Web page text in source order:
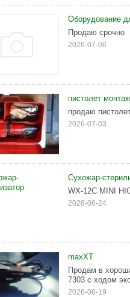
Оборудование
Продаю срочно
2026-07-06
пистолет
продаю
2026-07-03
Сухожар-
WX-12C MINI
2026-06-24
maxXT
Продам в
7303 с ходом
2026-06-19